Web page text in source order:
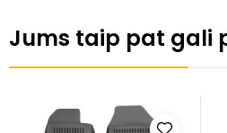
Jums taip pat gali